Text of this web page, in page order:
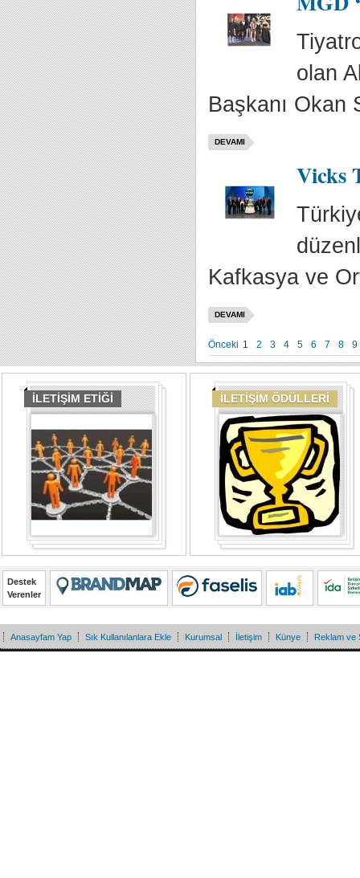
olan
Başkanı Okan
DEVAMI
Vicks
Kafkasya ve
DEVAMI
Önceki 1 2 3 4 5 6 7 8 9
İLETİŞİM ETİĞİ İLETİŞİM ÖDÜLLERİ
Destek
Verenler
Anasayfam Yap Sık Kullanılanlara Ekle Kurumsal İletişim Künye Reklam ve